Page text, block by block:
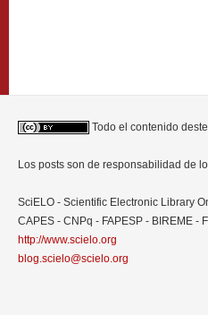
Todo el contenido
Los posts son de responsabilidad de
SciELO - Scientific Electronic Library
CAPES - CNPq - FAPESP - BIREME -
http://www.scielo.org
blog.scielo@scielo.org